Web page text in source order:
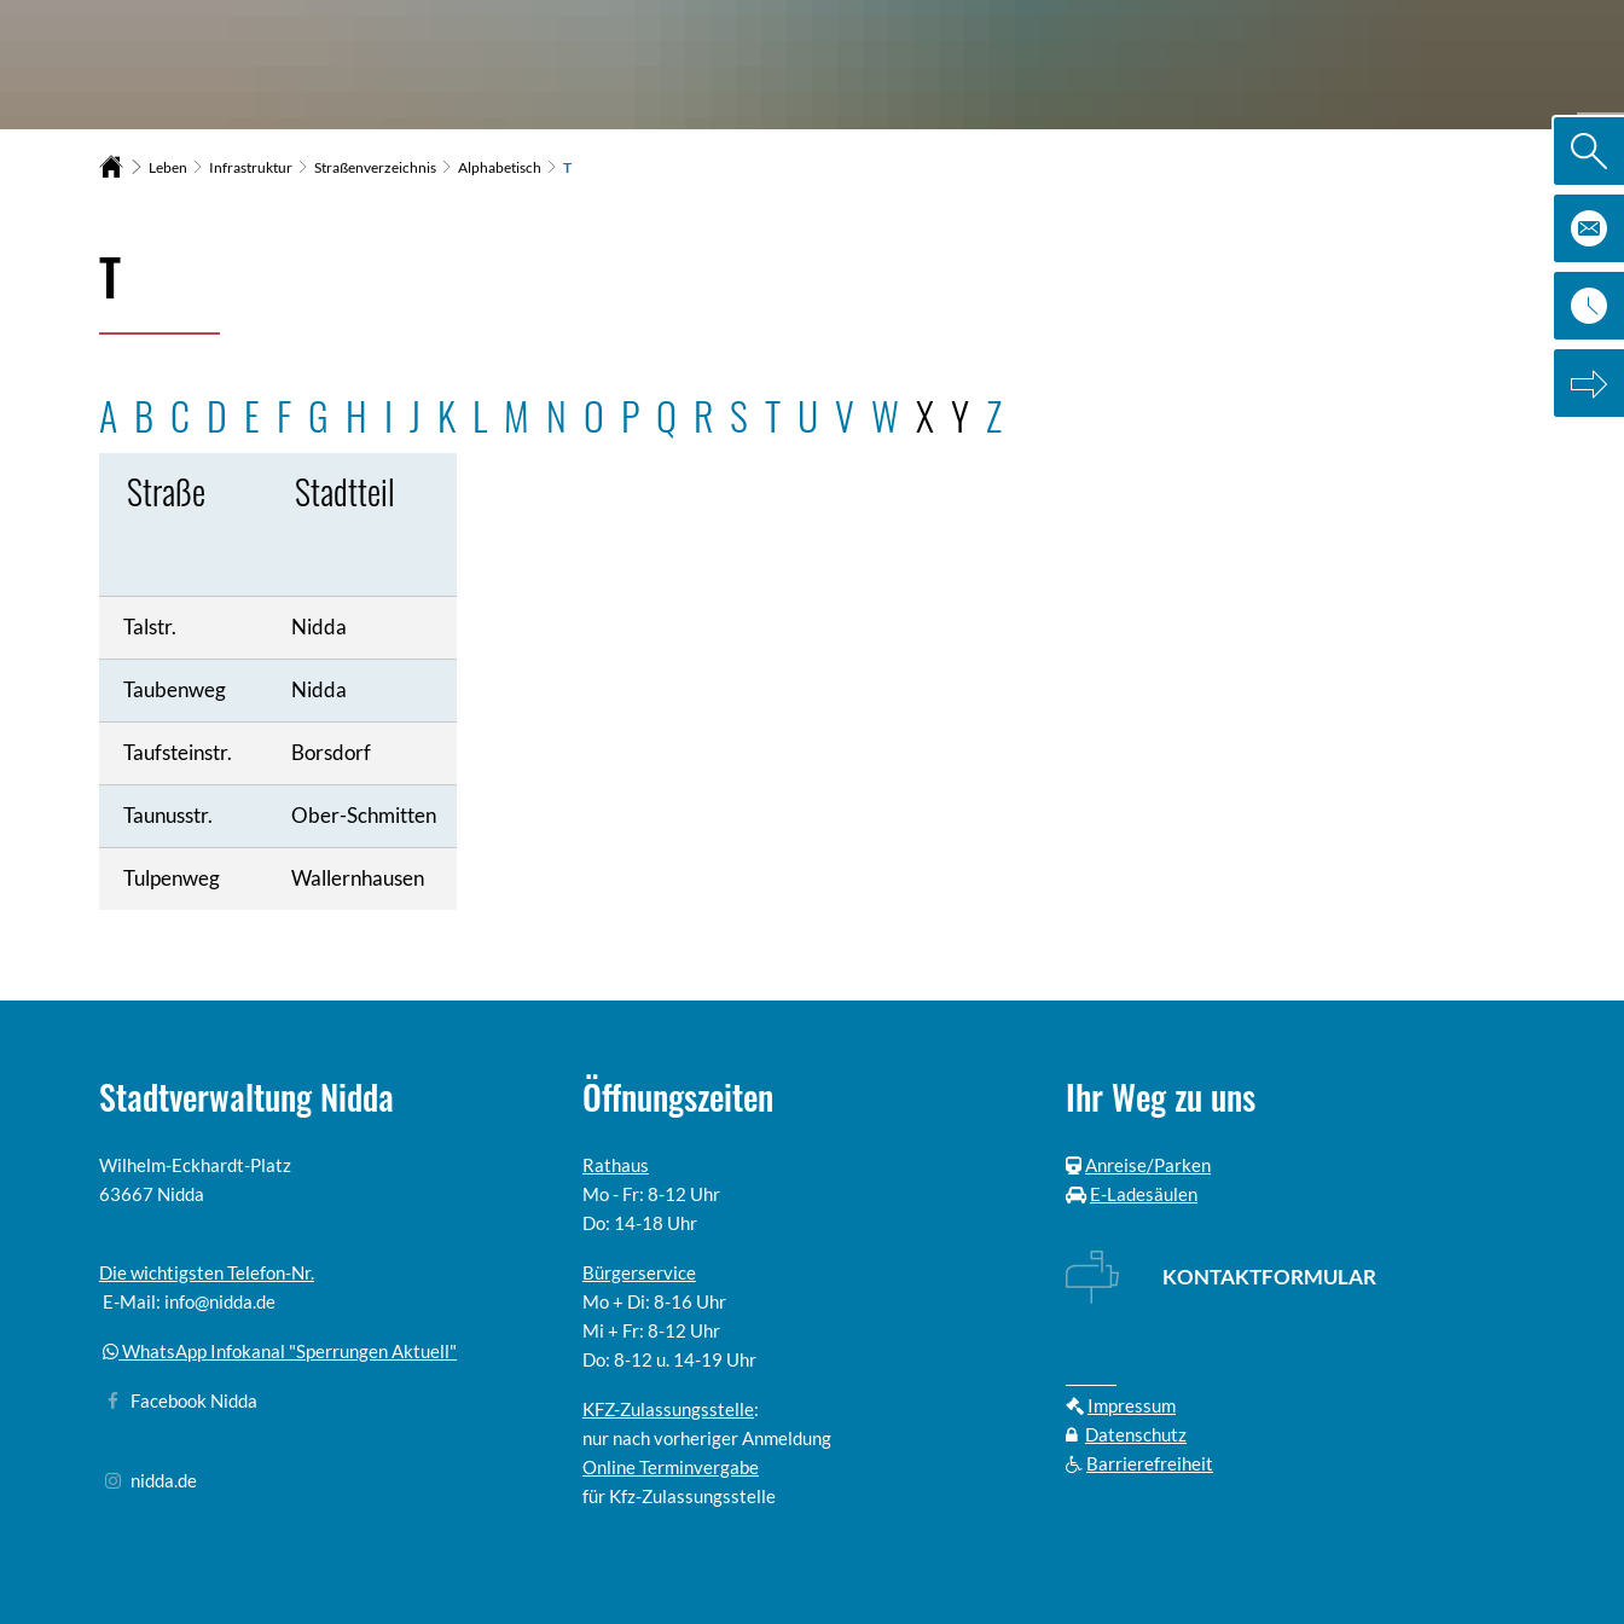
© Kreft
Leben Infrastruktur Straßenverzeichnis Alphabetisch T
T
A B C D E F G H I J K L M N O P Q R S T U V W X Y Z
Straße Stadtteil
Talstr. Nidda
Taubenweg Nidda
Taufsteinstr. Borsdorf
Taunusstr. Ober-Schmitten
Tulpenweg Wallernhausen
Stadtverwaltung Nidda
Wilhelm-Eckhardt-Platz
63667 Nidda
Die wichtigsten Telefon-Nr.
E-Mail: info@nidda.de
WhatsApp Infokanal "Sperrungen Aktuell"
Facebook Nidda
nidda.de
Öffnungszeiten
Rathaus
Mo - Fr: 8-12 Uhr
Do: 14-18 Uhr
Bürgerservice
Mo + Di: 8-16 Uhr
Mi + Fr: 8-12 Uhr
Do: 8-12 u. 14-19 Uhr
KFZ-Zulassungsstelle:
nur nach vorheriger Anmeldung
OnlineTerminvergabe
für Kfz-Zulassungsstelle
Ihr Weg zu uns
Anreise/Parken
E-Ladesäulen
KONTAKTFORMULAR
Impressum
Datenschutz
Barrierefreiheit